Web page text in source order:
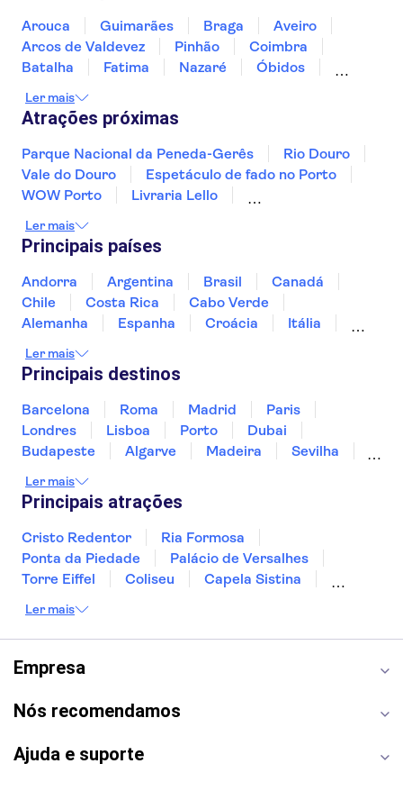
Arouca Guimarães Braga
Aveiro
Arcos de Valdevez
Pinhão
Coimbra
Batalha
Fatima Nazaré
Óbidos
Ler mais
Atrações próximas
Parque Nacional da Peneda-Gerês
Rio Douro
Vale do Douro
Espetáculo de fado no Porto
WOW Porto
Livraria Lello
Estádio do Sport Lisboa e Benfica (Estádio da Luz)
Praça do Comércio
Arco do Triunfo da Rua Augusta
Ponte 25 de Abril
Gruta de Benagil
Fado Shows
Tagus River
Ler mais
Principais países
Andorra Argentina Brasil
Canadá
Chile
Costa Rica
Cabo Verde
Alemanha
Espanha Croácia
Itália
Marrocos
Maldivas
Singapura
Turquia
Ler mais
Principais destinos
Barcelona Roma Madrid
Paris
Londres
Lisboa Porto
Dubai
Budapeste
Algarve Madeira
Sevilha
Sintra
Lagos
Ler mais
Principais atrações
Cristo Redentor
Ria Formosa
Ponta da Piedade
Palácio de Versalhes
Torre Eiffel
Coliseu
Capela Sistina
Parque Güell
Caminito del Rey
Castelo de São Jorge
Quinta da Regaleira
Parque Warner
Mosteiro dos Jerónimos
Ler mais
Empresa
Nós recomendamos
Ajuda e suporte